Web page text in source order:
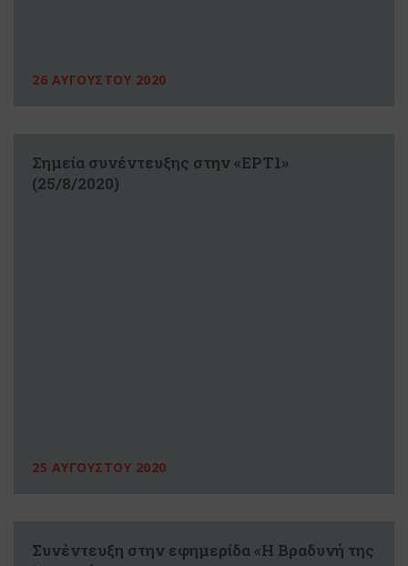
26 ΑΥΓΟΥΣΤΟΥ 2020
Σημεία συνέντευξης στην «ΕΡΤ1»
(25/8/2020)
25 ΑΥΓΟΥΣΤΟΥ 2020
Συνέντευξη στην εφημερίδα «Η Βραδυνή της